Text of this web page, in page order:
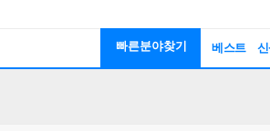
빠른분야찾기 베스트